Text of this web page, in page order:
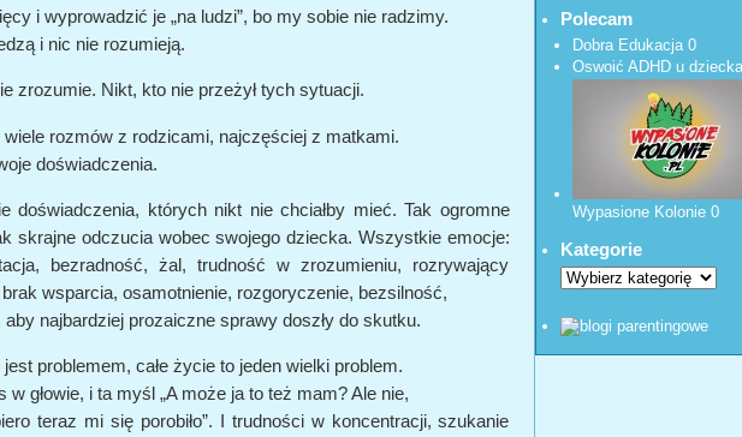
i wyprowadzić je „na ludzi”, bo my sobie nie radzimy.
i nic nie rozumieją.
zrozumie. Nikt, kto nie przeżył tych sytuacji.
wiele rozmów z rodzicami, najczęściej z matkami.
doświadczenia.
doświadczenia, których nikt nie chciałby mieć. Tak ogromne
skrajne odczucia wobec swojego dziecka. Wszystkie emocje:
bezradność, żal, trudność w zrozumieniu, rozrywający
wsparcia, osamotnienie, rozgoryczenie, bezsilność,
aby najbardziej prozaiczne sprawy doszły do skutku.
problemem, całe życie to jeden wielki problem.
w głowie, i ta myśl „A może ja to też mam? Ale nie,
teraz mi się porobiło”. I trudności w koncentracji, szukanie
Polecam
Dobra Edukacja0
Oswoić ADHD u dziecka
Wypasione Kolonie0
Kategorie